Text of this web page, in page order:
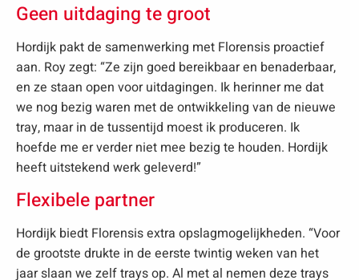
Geen uitdaging te groot
Hordijk pakt de samenwerking met Florensis proactief
aan. Roy zegt: “Ze zijn goed bereikbaar en benaderbaar,
en ze staan open voor uitdagingen. Ik herinner me dat
we nog bezig waren met de ontwikkeling van de nieuwe
tray, maar in de tussentijd moest ik produceren. Ik
hoefde me er verder niet mee bezig te houden. Hordijk
heeft uitstekend werk geleverd!”
Flexibele partner
Hordijk biedt Florensis extra opslagmogelijkheden. “Voor
de grootste drukte in de eerste twintig weken van het
jaar slaan we zelf trays op. Al met al nemen deze trays